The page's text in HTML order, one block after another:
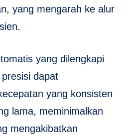
yang mengarah ke alur
yang dilengkapi
dapat
yang konsisten
lama, meminimalkan
mengakibatkan